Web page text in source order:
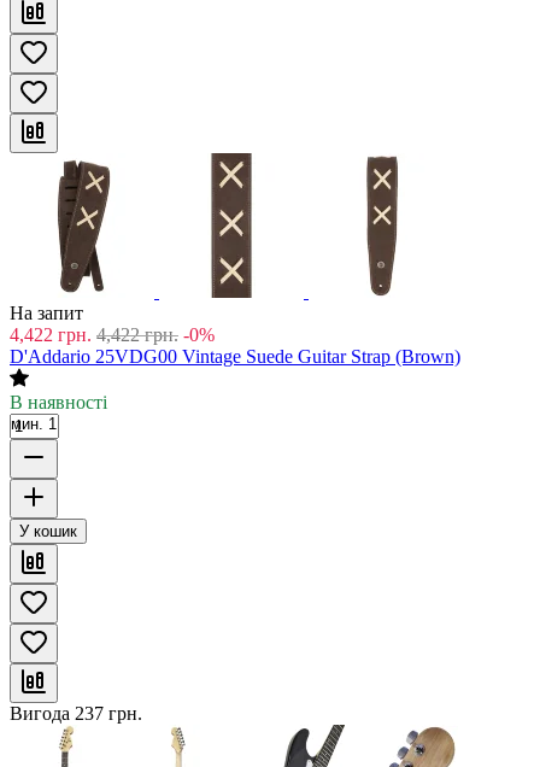
На запит
4,422 грн. 4,422 грн. -0%
D'Addario 25VDG00 Vintage Suede Guitar Strap (Brown)
В наявності
мин. 1
У кошик
Вигода 237 грн.